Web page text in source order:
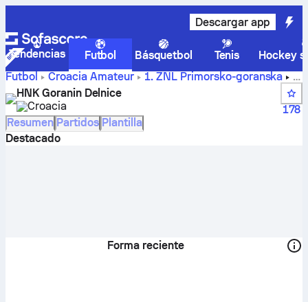
Descargar app
Tendencias Futbol Básquetbol Tenis
Hockey
Futbol
CroaciaAmateur
1. ŽNL Primorsko-goranska
Marcadores, calendario, clasificación y estadísticas de los
jugadores de HNK Goranin Delnice.
HNK Goranin Delnice
Croacia
178
Resumen Partidos Plantilla
Destacado
Forma reciente